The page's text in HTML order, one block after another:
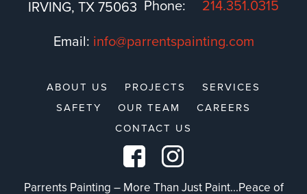
IRVING, TX 75063 Phone: 214.351.0315
Email: info@parrentspainting.com
ABOUT US PROJECTS
SERVICES
SAFETY
OUR TEAM
CAREERS
CONTACT US
Parrents Painting – More Than Just Paint...Peace of